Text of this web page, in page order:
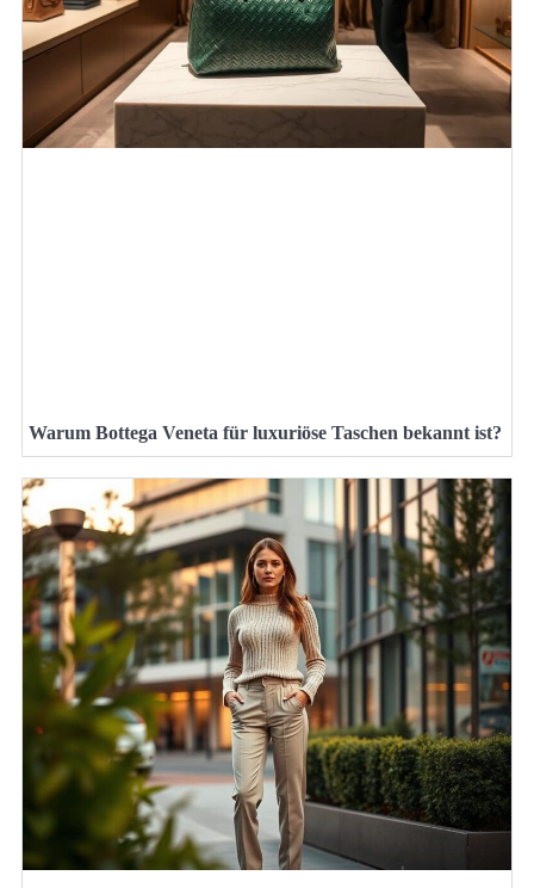
Warum Bottega Veneta für luxuriöse Taschen bekannt ist?